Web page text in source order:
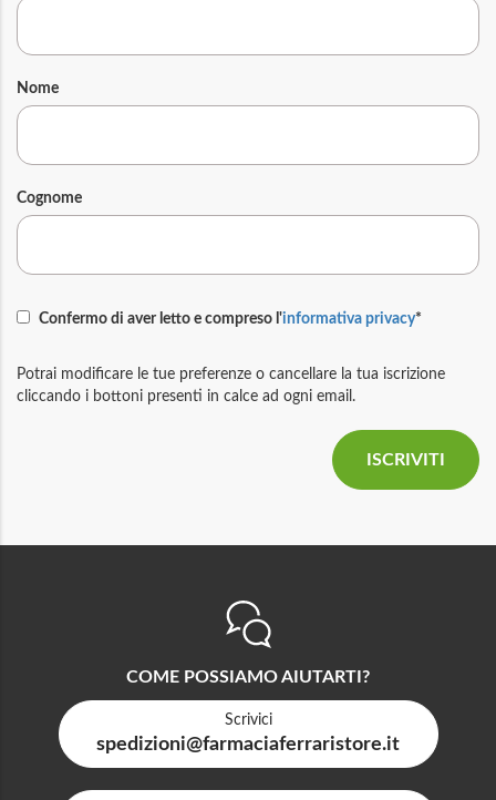
Nome
Cognome
Confermo di aver letto e compreso l'informativa privacy*
Potrai modificare le tue preferenze o cancellare la tua iscrizione
cliccando i bottoni presenti in calce ad ogni email.
COME POSSIAMO AIUTARTI?
Scrivici
spedizioni@farmaciaferraristore.it